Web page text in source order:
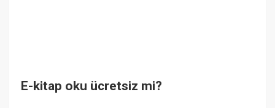
E-kitap oku ücretsiz mi?